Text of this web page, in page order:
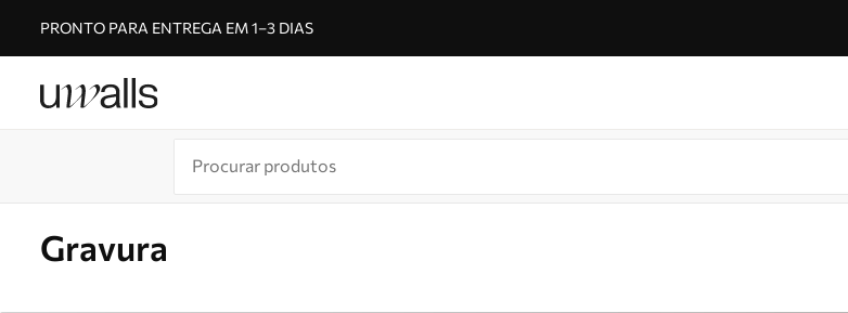
PRONTO PARA ENTREGA EM 1–3 DIAS
Gravura